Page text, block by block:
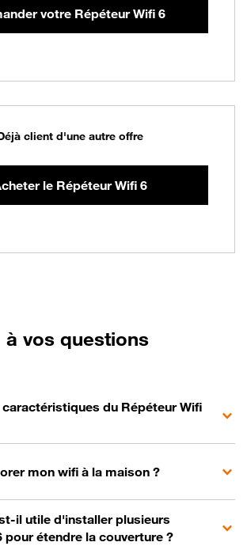
votre Répéteur Wifi 6
client d'une autre offre
le Répéteur Wifi 6
à vos questions
du Répéteur Wifi
mon wifi à la maison ?
il utile d'installer plusieurs
pour étendre la couverture ?